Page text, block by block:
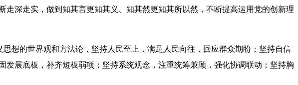
深走实，做到知其言更知其义、知其然更知其所以然，不断提高运用党的创新理
想的世界观和方法论，坚持人民至上，满足人民向往，回应群众期盼；坚持自信
展底板，补齐短板弱项；坚持系统观念，注重统筹兼顾，强化协调联动；坚持胸